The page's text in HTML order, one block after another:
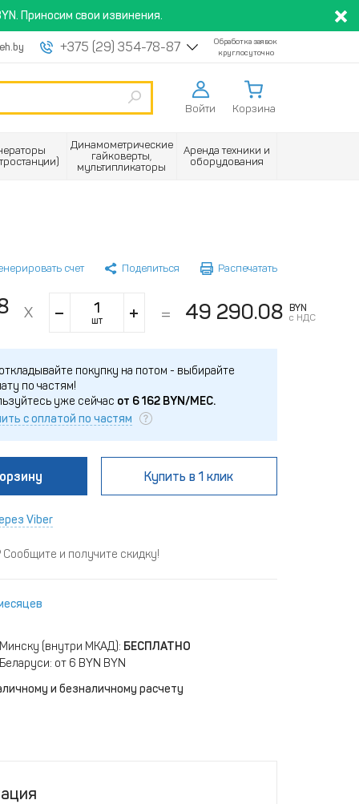
Приносим свои извинения.
+375 (29) 354-78-87
Обработка заявок
круглосуточно
Войти Корзина
Динамометрические
гайковерты,
мультипликаторы
Аренда техники и
оборудования
счет Поделиться Распечатать
шт 49 290.08
BYN
с НДС
покупку на потом - выбирайте
по частям!
уже сейчас от 6 162BYN/МЕС.
с оплатой по частям
Купить в 1 клик
Viber
и получите скидку!
(внутри МКАД): БЕСПЛАТНО
от 6 BYN BYN
и безналичному расчету